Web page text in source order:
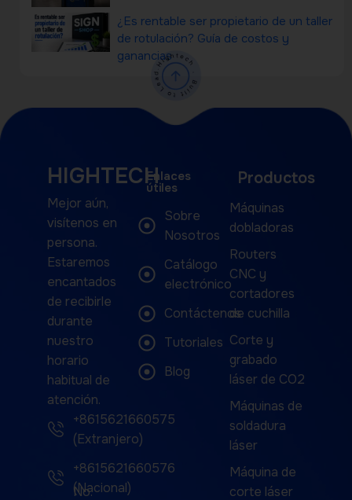
¿Es rentable ser propietario de un taller
de rotulación? Guía de costos y
ganancias
HIGHTECH
Mejor aún,
visítenos en
persona.
Estaremos
encantados
de recibirle
durante
nuestro
horario
habitual de
atención.
+8615621660575
(Extranjero)
+8615621660576
(Nacional)
No.
Enlaces
útiles
Sobre
Nosotros
Catálogo
electrónico
Contáctenos
Tutoriales
Blog
Productos
Máquinas
dobladoras
Routers
CNC y
cortadores
de cuchilla
Corte y
grabado
láser de CO2
Máquinas de
soldadura
láser
Máquina de
corte láser